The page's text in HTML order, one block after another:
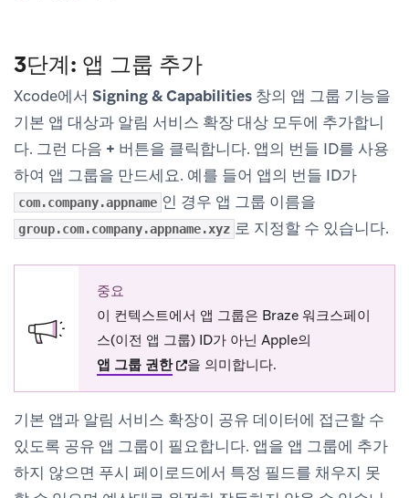
3단계: 앱 그룹 추가
Xcode에서 Signing & Capabilities 창의 앱 그룹 기능을
기본 앱 대상과 알림 서비스 확장 대상 모두에 추가합니
다. 그런 다음 + 버튼을 클릭합니다. 앱의 번들 ID를 사용
하여 앱 그룹을 만드세요. 예를 들어 앱의 번들 ID가
com.company.appname 인 경우 앱 그룹 이름을
group.com.company.appname.xyz 로 지정할 수 있습니다.
중요
이 컨텍스트에서 앱 그룹은 Braze 워크스페이
스(이전 앱 그룹) ID가 아닌 Apple의
앱 그룹 권한(opens in new tab)
을 의미합니다.
기본 앱과 알림 서비스 확장이 공유 데이터에 접근할 수
있도록 공유 앱 그룹이 필요합니다. 앱을 앱 그룹에 추가
하지 않으면 푸시 페이로드에서 특정 필드를 채우지 못